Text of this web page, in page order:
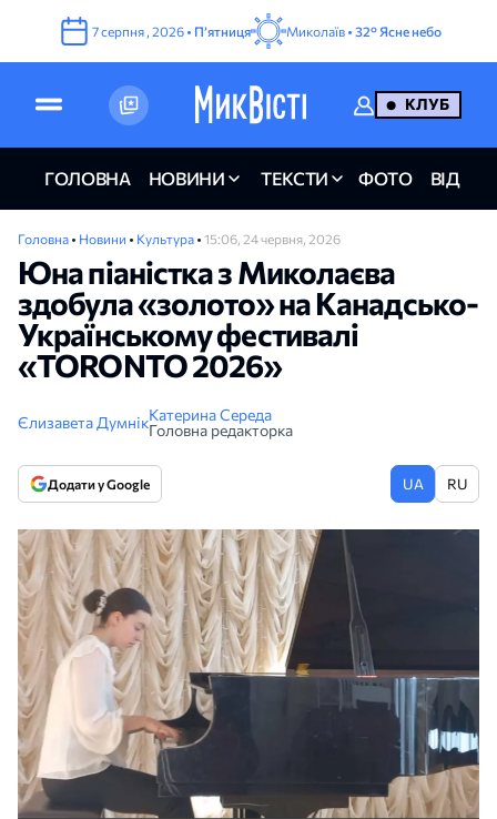
7серпня , 2026 • Пʼятниця Миколаїв • 32° Ясне небо
КЛУБ
ГОЛОВНА НОВИНИ ТЕКСТИ ФОТО ВІДЕО
Головна • Новини • Культура • 15:06, 24 червня, 2026
Юна піаністка з Миколаєва
здобула «золото» на Канадсько-
Українському фестивалі
«TORONTO 2026»
Єлизавета ДумнікКатерина Середа
Головна редакторка
Додати у Google UA RU